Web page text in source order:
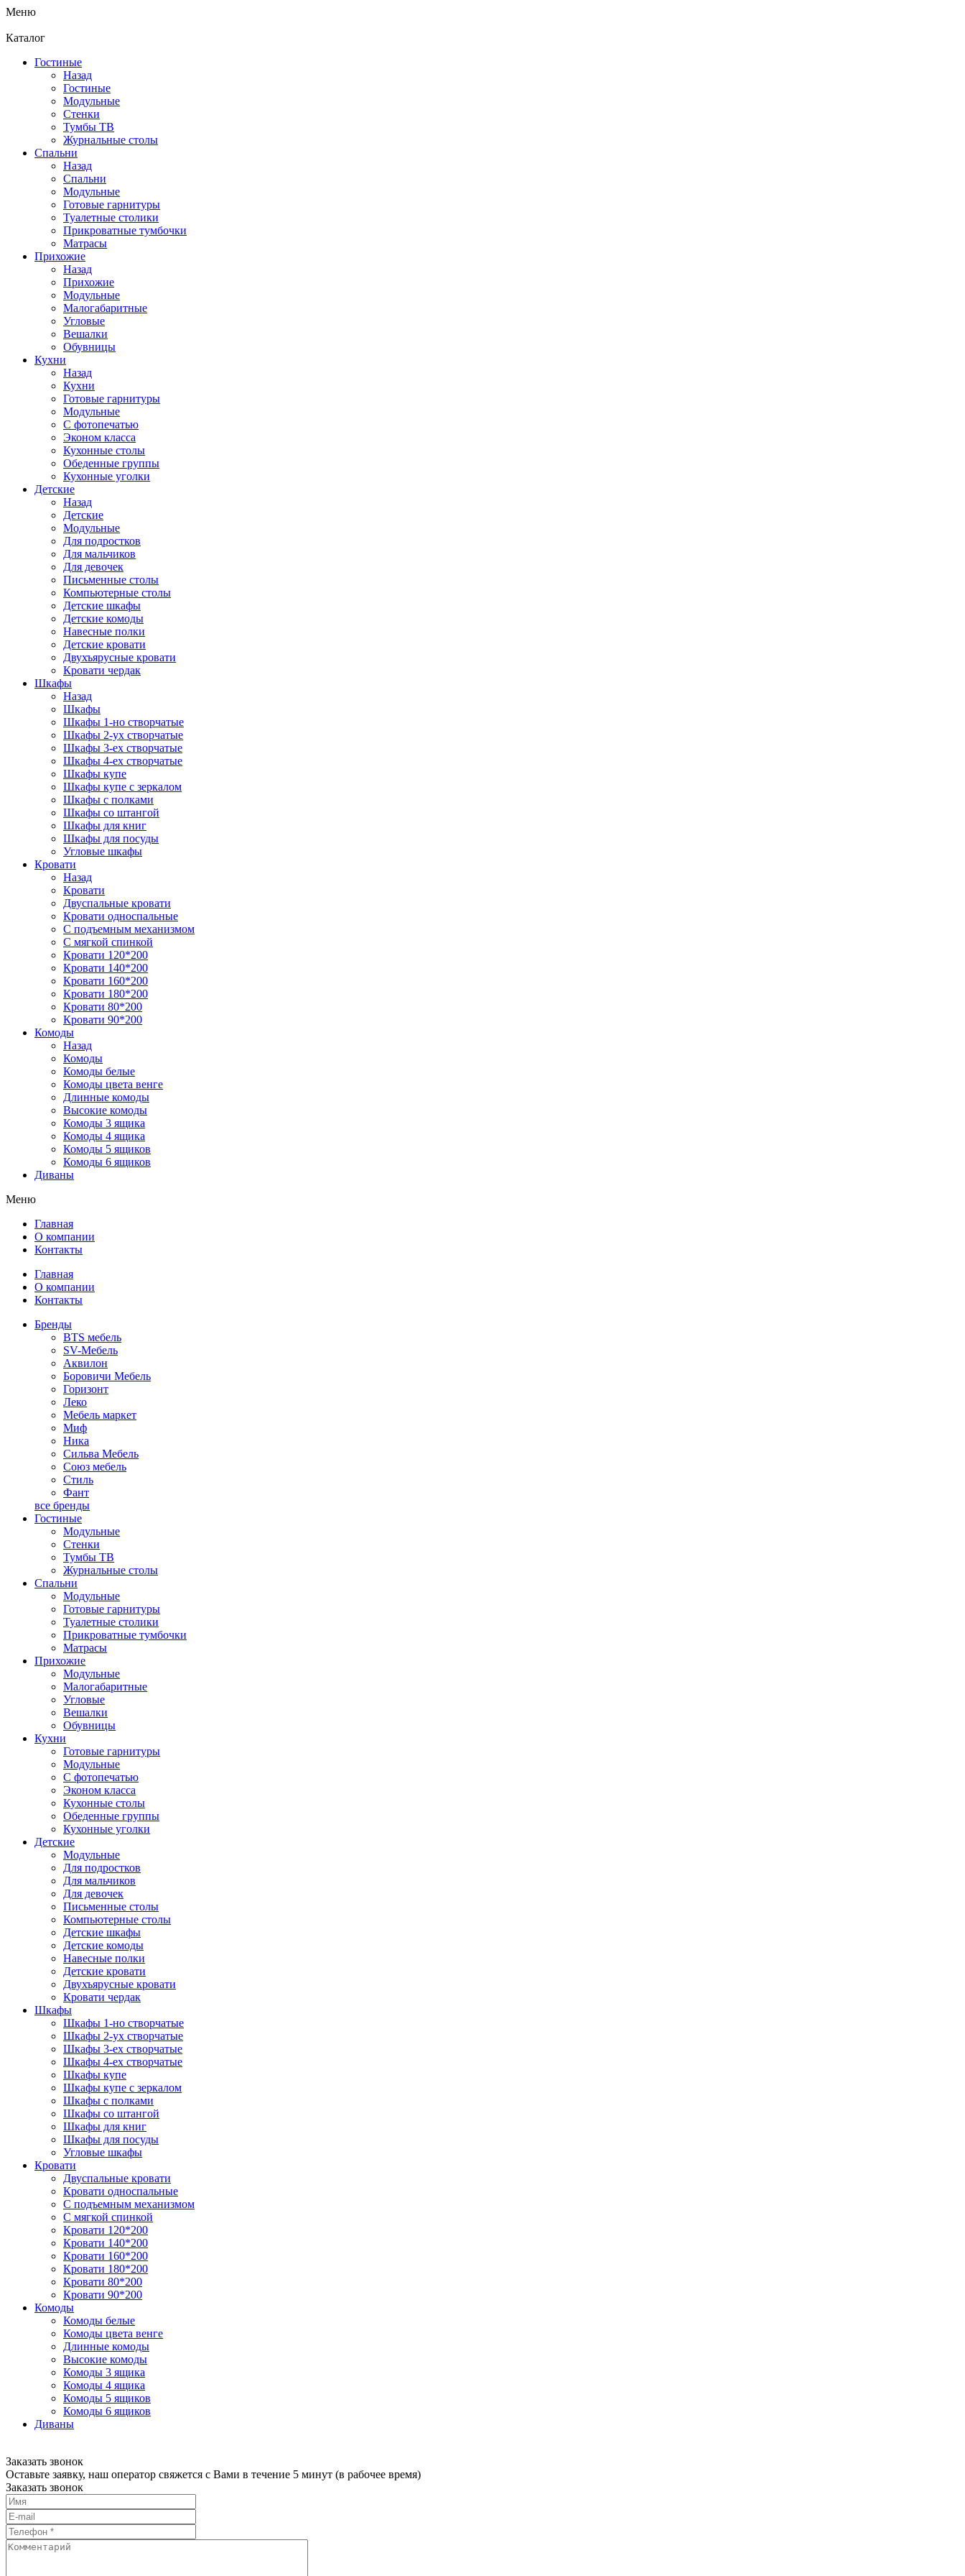
Меню
Каталог
Гостиные
Назад
Гостиные
Модульные
Стенки
Тумбы ТВ
Журнальные столы
Спальни
Назад
Спальни
Модульные
Готовые гарнитуры
Туалетные столики
Прикроватные тумбочки
Матрасы
Прихожие
Назад
Прихожие
Модульные
Малогабаритные
Угловые
Вешалки
Обувницы
Кухни
Назад
Кухни
Готовые гарнитуры
Модульные
С фотопечатью
Эконом класса
Кухонные столы
Обеденные группы
Кухонные уголки
Детские
Назад
Детские
Модульные
Для подростков
Для мальчиков
Для девочек
Письменные столы
Компьютерные столы
Детские шкафы
Детские комоды
Навесные полки
Детские кровати
Двухъярусные кровати
Кровати чердак
Шкафы
Назад
Шкафы
Шкафы 1-но створчатые
Шкафы 2-ух створчатые
Шкафы 3-ех створчатые
Шкафы 4-ех створчатые
Шкафы купе
Шкафы купе с зеркалом
Шкафы с полками
Шкафы со штангой
Шкафы для книг
Шкафы для посуды
Угловые шкафы
Кровати
Назад
Кровати
Двуспальные кровати
Кровати односпальные
С подъемным механизмом
С мягкой спинкой
Кровати 120*200
Кровати 140*200
Кровати 160*200
Кровати 180*200
Кровати 80*200
Кровати 90*200
Комоды
Назад
Комоды
Комоды белые
Комоды цвета венге
Длинные комоды
Высокие комоды
Комоды 3 ящика
Комоды 4 ящика
Комоды 5 ящиков
Комоды 6 ящиков
Диваны
Меню
Главная
О компании
Контакты
Главная
О компании
Контакты
Бренды
BTS мебель
SV-Мебель
Аквилон
Боровичи Мебель
Горизонт
Леко
Мебель маркет
Миф
Ника
Сильва Мебель
Союз мебель
Стиль
Фант
все бренды
Гостиные
Модульные
Стенки
Тумбы ТВ
Журнальные столы
Спальни
Модульные
Готовые гарнитуры
Туалетные столики
Прикроватные тумбочки
Матрасы
Прихожие
Модульные
Малогабаритные
Угловые
Вешалки
Обувницы
Кухни
Готовые гарнитуры
Модульные
С фотопечатью
Эконом класса
Кухонные столы
Обеденные группы
Кухонные уголки
Детские
Модульные
Для подростков
Для мальчиков
Для девочек
Письменные столы
Компьютерные столы
Детские шкафы
Детские комоды
Навесные полки
Детские кровати
Двухъярусные кровати
Кровати чердак
Шкафы
Шкафы 1-но створчатые
Шкафы 2-ух створчатые
Шкафы 3-ех створчатые
Шкафы 4-ех створчатые
Шкафы купе
Шкафы купе с зеркалом
Шкафы с полками
Шкафы со штангой
Шкафы для книг
Шкафы для посуды
Угловые шкафы
Кровати
Двуспальные кровати
Кровати односпальные
С подъемным механизмом
С мягкой спинкой
Кровати 120*200
Кровати 140*200
Кровати 160*200
Кровати 180*200
Кровати 80*200
Кровати 90*200
Комоды
Комоды белые
Комоды цвета венге
Длинные комоды
Высокие комоды
Комоды 3 ящика
Комоды 4 ящика
Комоды 5 ящиков
Комоды 6 ящиков
Диваны
Заказать звонок
Оставьте заявку, наш оператор свяжется с Вами в течение 5 минут (в рабочее время)
Заказать звонок